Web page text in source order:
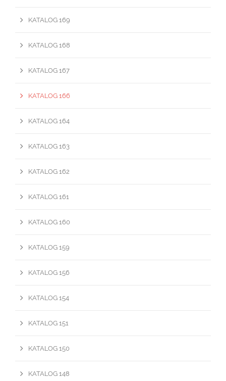
KATALOG 169
KATALOG 168
KATALOG 167
KATALOG 166
KATALOG 164
KATALOG 163
KATALOG 162
KATALOG 161
KATALOG 160
KATALOG 159
KATALOG 156
KATALOG 154
KATALOG 151
KATALOG 150
KATALOG 148